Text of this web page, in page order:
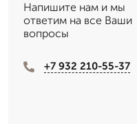
Напишите нам и мы
ответим на все Ваши
вопросы
+7 932 210-55-37